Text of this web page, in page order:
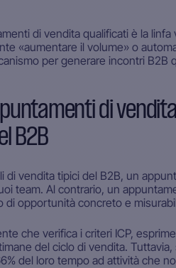
di vendita qualificati è la
«aumentare il volume» o
per generare incontri B2B
di
B2B
di vendita tipici del B2B, un
team. Al contrario, un
di opportunità concreto e
che verifica i criteri ICP,
del ciclo di vendita.
del loro tempo ad attività che